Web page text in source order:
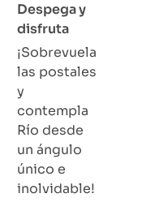
Despega y
disfruta
¡Sobrevuela
las postales
y
contempla
Río desde
un ángulo
único e
inolvidable!